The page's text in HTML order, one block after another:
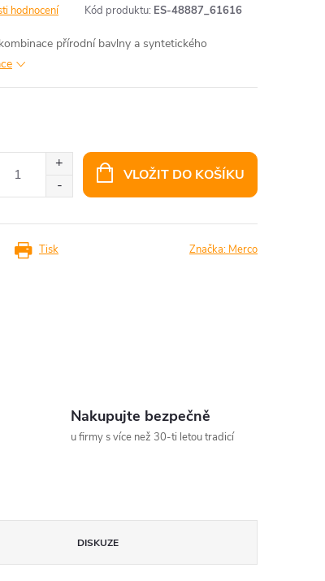
hodnocení Kód produktu: ES-48887_61616
přírodní bavlny a syntetického
VLOŽIT DO KOŠÍKU
Tisk Značka: Merco
Nakupujte bezpečně
u firmy s více než 30-ti letou tradicí
DISKUZE